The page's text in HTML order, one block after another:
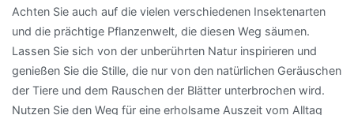
Achten Sie auch auf die vielen verschiedenen Insektenarten
und die prächtige Pflanzenwelt, die diesen Weg säumen.
Lassen Sie sich von der unberührten Natur inspirieren und
genießen Sie die Stille, die nur von den natürlichen Geräuschen
der Tiere und dem Rauschen der Blätter unterbrochen wird.
Nutzen Sie den Weg für eine erholsame Auszeit vom Alltag